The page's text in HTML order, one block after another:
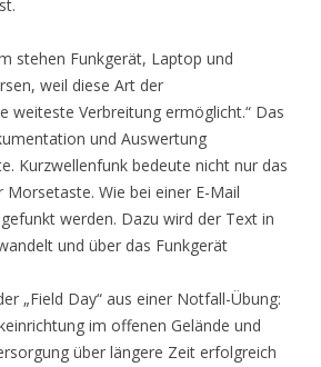
stehen Funkgerät, Laptop und
weil diese Art der
weiteste Verbreitung ermöglicht.“ Das
und Auswertung
Kurzwellenfunk bedeute nicht nur das
Wie bei einer E-Mail
werden. Dazu wird der Text in
und über das Funkgerät
„Field Day“ aus einer Notfall-Übung:
im offenen Gelände und
über längere Zeit erfolgreich